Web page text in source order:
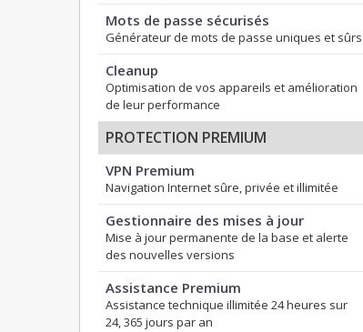
Mots de passe sécurisés
Générateur de mots de passe uniques et sûrs
Cleanup
Optimisation de vos appareils et amélioration
de leur performance
PROTECTION PREMIUM
VPN Premium
Navigation Internet sûre, privée et illimitée
Gestionnaire des mises à jour
Mise à jour permanente de la base et alerte
des nouvelles versions
Assistance Premium
Assistance technique illimitée 24 heures sur
24, 365 jours par an